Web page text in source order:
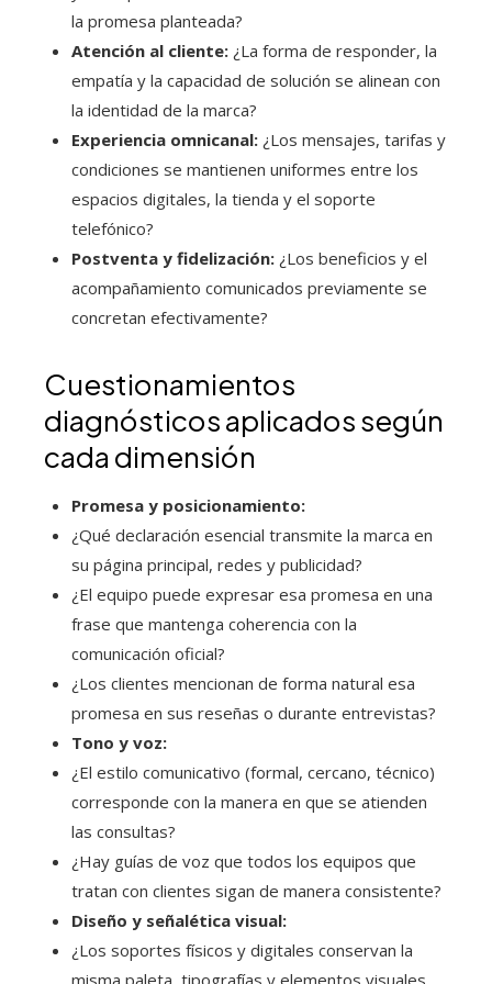
la promesa planteada?
Atención al cliente: ¿La forma de responder, la
empatía y la capacidad de solución se alinean con
la identidad de la marca?
Experiencia omnicanal: ¿Los mensajes, tarifas y
condiciones se mantienen uniformes entre los
espacios digitales, la tienda y el soporte
telefónico?
Postventa y fidelización: ¿Los beneficios y el
acompañamiento comunicados previamente se
concretan efectivamente?
Cuestionamientos
diagnósticos aplicados según
cada dimensión
Promesa y posicionamiento:
¿Qué declaración esencial transmite la marca en
su página principal, redes y publicidad?
¿El equipo puede expresar esa promesa en una
frase que mantenga coherencia con la
comunicación oficial?
¿Los clientes mencionan de forma natural esa
promesa en sus reseñas o durante entrevistas?
Tono y voz:
¿El estilo comunicativo (formal, cercano, técnico)
corresponde con la manera en que se atienden
las consultas?
¿Hay guías de voz que todos los equipos que
tratan con clientes sigan de manera consistente?
Diseño y señalética visual:
¿Los soportes físicos y digitales conservan la
misma paleta, tipografías y elementos visuales